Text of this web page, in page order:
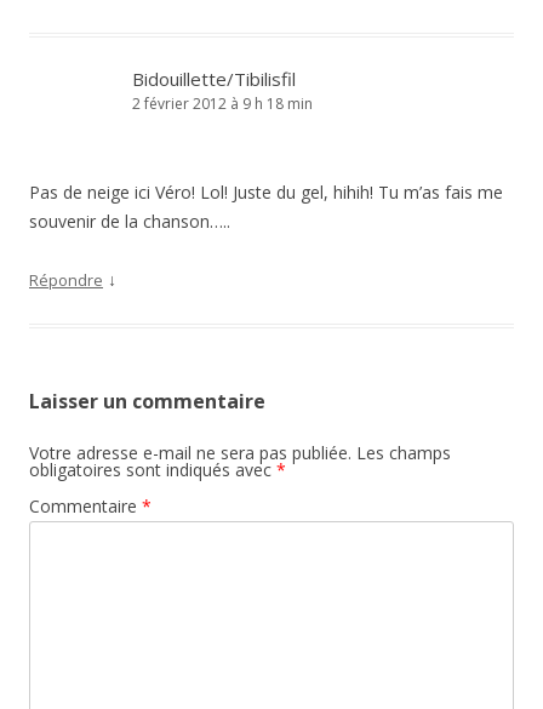
Bidouillette/Tibilisfil
2 février 2012 à 9 h 18 min
Pas de neige ici Véro! Lol! Juste du gel, hihih! Tu m’as fais me
souvenir de la chanson…..
Répondre ↓
Laisser un commentaire
Votre adresse e-mail ne sera pas publiée. Les champs
obligatoires sont indiqués avec *
Commentaire *